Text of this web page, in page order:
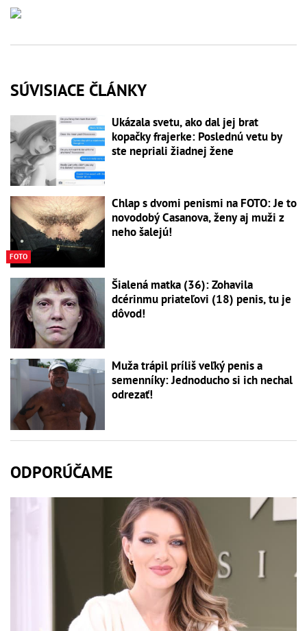
SÚVISIACE ČLÁNKY
Ukázala svetu, ako dal jej brat
kopačky frajerke: Poslednú vetu by
ste nepriali žiadnej žene
FOTO
Chlap s dvomi penismi na FOTO: Je to
novodobý Casanova, ženy aj muži z
neho šalejú!
Šialená matka (36): Zohavila
dcérinmu priateľovi (18) penis, tu je
dôvod!
Muža trápil príliš veľký penis a
semenníky: Jednoducho si ich nechal
odrezať!
ODPORÚČAME